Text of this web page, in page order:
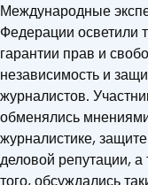
Международные
Федерации осветили
гарантии прав и
независимость и
журналистов.
обменялись
журналистике,
деловой репутации,
того, обсуждались